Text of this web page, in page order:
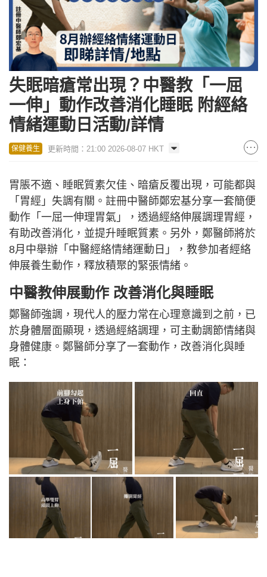
失眠暗瘡常出現？中醫教「一屈
一伸」動作改善消化睡眠 附經絡
情緒運動日活動/詳情
保健養生 更新時間：21:00 2026-08-07 HKT
胃脹不適、睡眠質素欠佳、暗瘡反覆出現，可能都與
「胃經」失調有關。註冊中醫師鄭宏基分享一套簡便
動作「一屈一伸理胃氣」，透過經絡伸展調理胃經，
有助改善消化，並提升睡眠質素。另外，鄭醫師將於
8月中舉辦「中醫經絡情緒運動日」，教參加者經絡
伸展養生動作，釋放積聚的緊張情緒。
中醫教伸展動作 改善消化與睡眠
鄭醫師強調，現代人的壓力常在心理意識到之前，已
於身體層面顯現，透過經絡調理，可主動調節情緒與
身體健康。鄭醫師分享了一套動作，改善消化與睡
眠：